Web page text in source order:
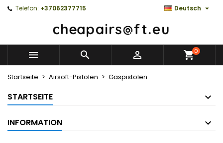
Telefon: +37062377715 Deutsch 
   0
Startseite Airsoft-Pistolen Gaspistolen
STARTSEITE
INFORMATION